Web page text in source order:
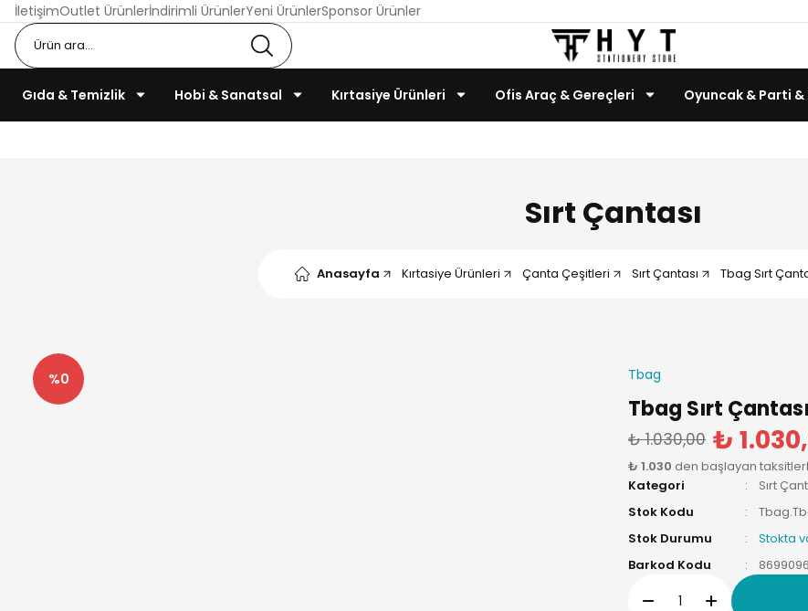
İletişimOutlet Ürünlerİndirimli ÜrünlerYeni ÜrünlerSponsor Ürünler
Gıda & Temizlik Hobi & Sanatsal Kırtasiye Ürünleri Ofis Araç & Gereçleri Oyuncak & Parti
Sırt Çantası
Anasayfa Kırtasiye Ürünleri Çanta Çeşitleri Sırt Çantası Tbag Sırt
%0 Tbag
Tbag Sırt
₺ 1.030,00 ₺
₺ 1.030 den başlayan
Kategori
Sırt
Stok Kodu
Stok Durumu
Stokta
Barkod Kodu